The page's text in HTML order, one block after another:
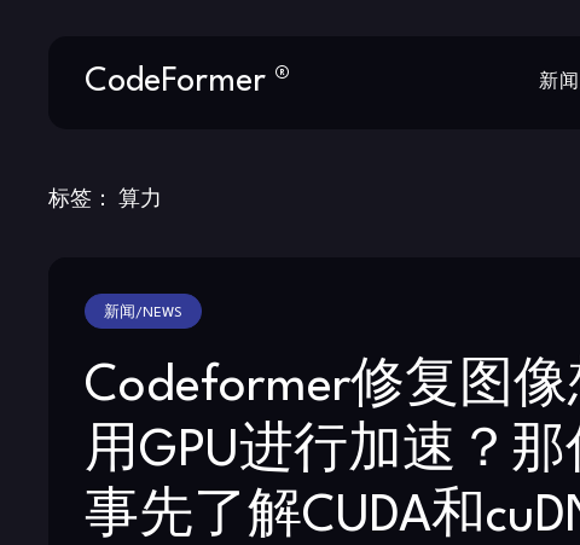
CodeFormer ® 新
标签： 算力
新闻/NEWS
Codeformer修复图
用GPU进行加速？那
事先了解CUDA和